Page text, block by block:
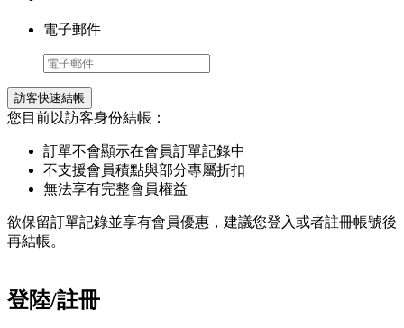
電子郵件
訪客快速結帳
您目前以訪客身份結帳：
訂單不會顯示在會員訂單記錄中
不支援會員積點與部分專屬折扣
無法享有完整會員權益
欲保留訂單記錄並享有會員優惠，建議您登入或者註冊帳號後
再結帳。
登陸/註冊